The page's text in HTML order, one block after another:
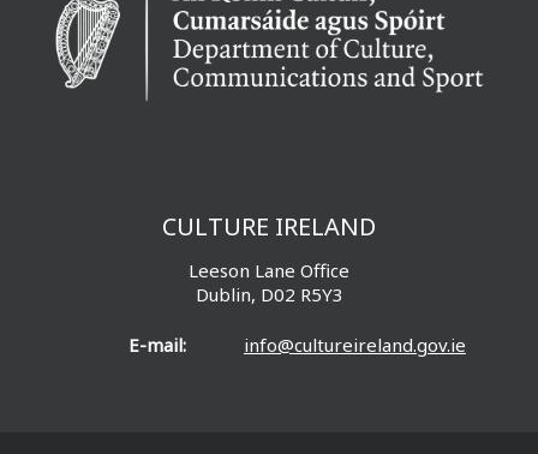
CULTURE IRELAND
Leeson Lane Office
Dublin, D02 R5Y3
E-mail: info@cultureireland.gov.ie